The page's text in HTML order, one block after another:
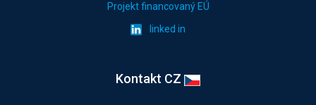
Projekt financovaný EÚ
linked in
Kontakt CZ